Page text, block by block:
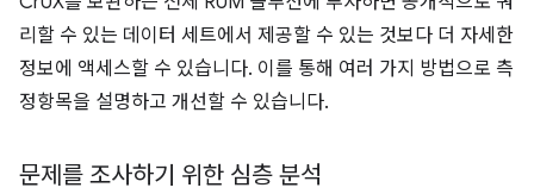
리할 수 있는 데이터 세트에서 제공할 수 있는 것보다 더 자세한
정보에 액세스할 수 있습니다. 이를 통해 여러 가지 방법으로 측
정항목을 설명하고 개선할 수 있습니다.
문제를 조사하기 위한 심층 분석